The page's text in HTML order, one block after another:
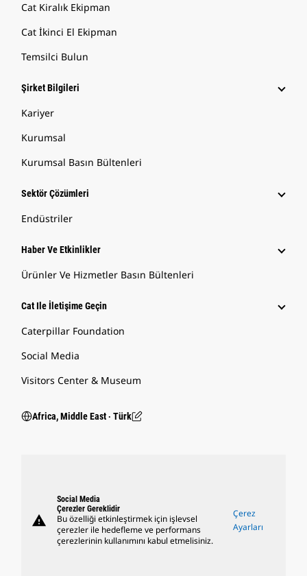
Cat Kiralık Ekipman
Cat İkinci El Ekipman
Temsilci Bulun
Şirket Bilgileri
Kariyer
Kurumsal
Kurumsal Basın Bültenleri
Sektör Çözümleri
Endüstriler
Haber Ve Etkinlikler
Ürünler Ve Hizmetler Basın Bültenleri
Cat Ile İletişime Geçin
Caterpillar Foundation
Social Media
Visitors Center & Museum
Africa, Middle East ‧ Türk
warning
Social Media
Çerezler Gereklidir
Bu özelliği etkinleştirmek için işlevsel
çerezler ile hedefleme ve performans
çerezlerinin kullanımını kabul etmelisiniz.
Çerez
Ayarları